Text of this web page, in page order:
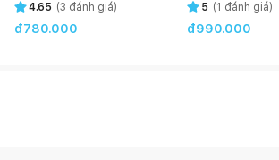
4.65 (3 đánh giá)
đ780.000
5 (1 đánh giá)
đ990.000